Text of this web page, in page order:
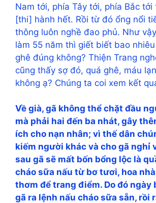
Nam tới, phía Tây tới, phía Bắc tới
[thi] hành hết. Rồi từ đó ổng nổi
thông luôn nghề đao phủ. Như
làm 55 năm thì giết biết bao
ghê đúng không? Thiện Trang
cũng thấy sợ đó, quá ghê, máu
không ạ? Chúng ta coi xem kết
Về già, gã không thể chặt đầu
mà phải hai đến ba nhát, gây
ích cho nạn nhân; vì thế dân
kiếm người khác và cho gã nghỉ
sau gã sẽ mất bốn bổng lộc là
cháo sữa nấu từ bơ tươi, hoa
thơm để trang điểm. Do đó ngày
gã ra lệnh nấu cháo sữa sẵn, rồi